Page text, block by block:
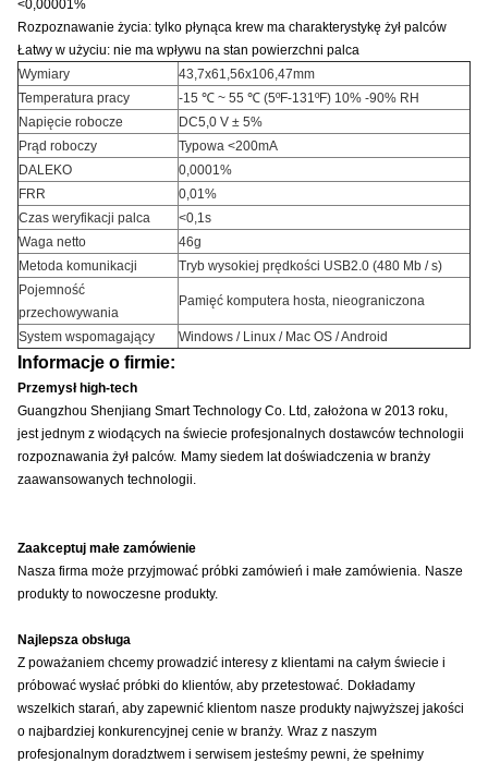
<0,00001%
Rozpoznawanie życia: tylko płynąca krew ma charakterystykę żył palców
Łatwy w użyciu: nie ma wpływu na stan powierzchni palca
Wymiary
43,7x61,56x106,47mm
Temperatura pracy
-15 ℃ ~ 55 ℃ (5ºF-131ºF) 10% -90% RH
Napięcie robocze
DC5,0 V ± 5%
Prąd roboczy
Typowa <200mA
DALEKO
0,0001%
FRR
0,01%
Czas weryfikacji palca
<0,1s
Waga netto
46g
Metoda komunikacji
Tryb wysokiej prędkości USB2.0 (480 Mb / s)
Pojemność
przechowywania
Pamięć komputera hosta, nieograniczona
System wspomagający Windows / Linux / Mac OS / Android
Informacje o firmie:
Przemysł high-tech
Guangzhou Shenjiang Smart Technology Co. Ltd, założona w 2013 roku,
jest jednym z wiodących na świecie profesjonalnych dostawców technologii
rozpoznawania żył palców. Mamy siedem lat doświadczenia w branży
zaawansowanych technologii.
Zaakceptuj małe zamówienie
Nasza firma może przyjmować próbki zamówień i małe zamówienia. Nasze
produkty to nowoczesne produkty.
Najlepsza obsługa
Z poważaniem chcemy prowadzić interesy z klientami na całym świecie i
próbować wysłać próbki do klientów, aby przetestować. Dokładamy
wszelkich starań, aby zapewnić klientom nasze produkty najwyższej jakości
o najbardziej konkurencyjnej cenie w branży. Wraz z naszym
profesjonalnym doradztwem i serwisem jesteśmy pewni, że spełnimy